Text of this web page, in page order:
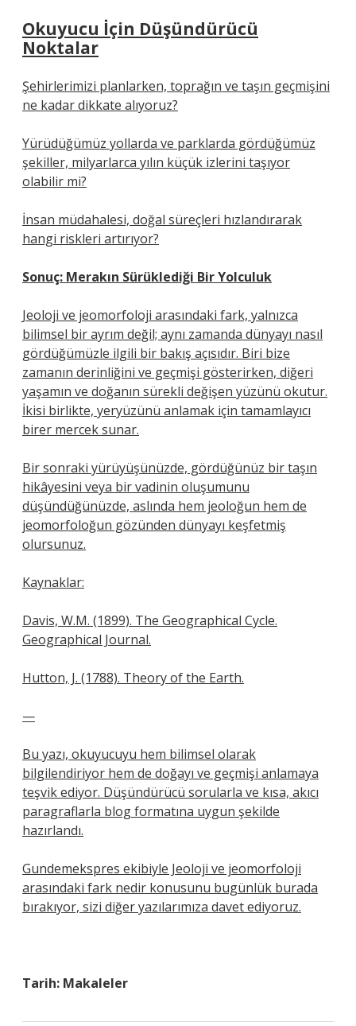
Okuyucu İçin Düşündürücü
Noktalar
Şehirlerimizi planlarken, toprağın ve taşın geçmişini
ne kadar dikkate alıyoruz?
Yürüdüğümüz yollarda ve parklarda gördüğümüz
şekiller, milyarlarca yılın küçük izlerini taşıyor
olabilir mi?
İnsan müdahalesi, doğal süreçleri hızlandırarak
hangi riskleri artırıyor?
Sonuç: Merakın Sürüklediği Bir Yolculuk
Jeoloji ve jeomorfoloji arasındaki fark, yalnızca
bilimsel bir ayrım değil; aynı zamanda dünyayı nasıl
gördüğümüzle ilgili bir bakış açısıdır. Biri bize
zamanın derinliğini ve geçmişi gösterirken, diğeri
yaşamın ve doğanın sürekli değişen yüzünü okutur.
İkisi birlikte, yeryüzünü anlamak için tamamlayıcı
birer mercek sunar.
Bir sonraki yürüyüşünüzde, gördüğünüz bir taşın
hikâyesini veya bir vadinin oluşumunu
düşündüğünüzde, aslında hem jeoloğun hem de
jeomorfoloğun gözünden dünyayı keşfetmiş
olursunuz.
Kaynaklar:
Davis, W.M. (1899). The Geographical Cycle.
Geographical Journal.
Hutton, J. (1788). Theory of the Earth.
—
Bu yazı, okuyucuyu hem bilimsel olarak
bilgilendiriyor hem de doğayı ve geçmişi anlamaya
teşvik ediyor. Düşündürücü sorularla ve kısa, akıcı
paragraflarla blog formatına uygun şekilde
hazırlandı.
Gundemekspres ekibiyle Jeoloji ve jeomorfoloji
arasındaki fark nedir konusunu bugünlük burada
bırakıyor, sizi diğer yazılarımıza davet ediyoruz.
Tarih: Makaleler